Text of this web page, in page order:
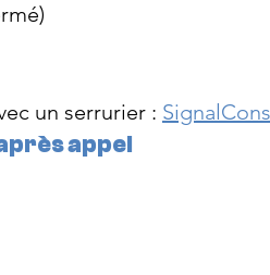
un serrurier :
appel